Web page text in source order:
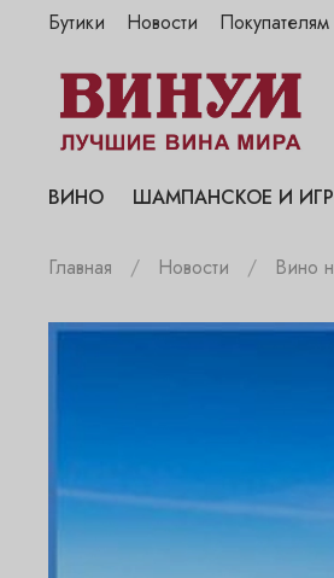
Бутики
"Винум" на Полянке
"Винум" на Гранатном
"Винум" на Сухаревском
"Винум" на Садовнической
Новости Покупателям
ВИНО ШАМПАНСКОЕ И
Главная Новости Вино